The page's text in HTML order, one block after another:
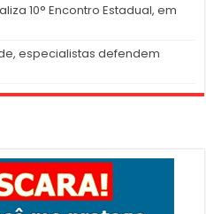
10° Encontro Estadual, em
especialistas defendem